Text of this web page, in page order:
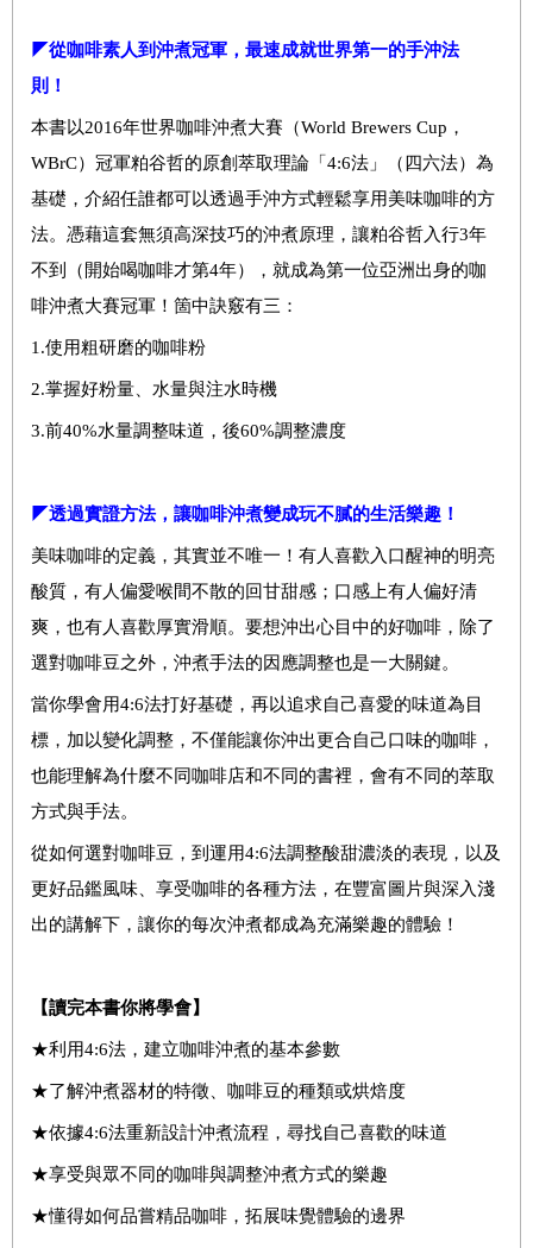
◤從咖啡素人到沖煮冠軍，最速成就世界第一的手沖法
則！
本書以2016年世界咖啡沖煮大賽（World Brewers Cup，
WBrC）冠軍粕谷哲的原創萃取理論「4:6法」（四六法）為
基礎，介紹任誰都可以透過手沖方式輕鬆享用美味咖啡的方
法。憑藉這套無須高深技巧的沖煮原理，讓粕谷哲入行3年
不到（開始喝咖啡才第4年），就成為第一位亞洲出身的咖
啡沖煮大賽冠軍！箇中訣竅有三：
1.使用粗研磨的咖啡粉
2.掌握好粉量、水量與注水時機
3.前40%水量調整味道，後60%調整濃度
◤透過實證方法，讓咖啡沖煮變成玩不膩的生活樂趣！
美味咖啡的定義，其實並不唯一！有人喜歡入口醒神的明亮
酸質，有人偏愛喉間不散的回甘甜感；口感上有人偏好清
爽，也有人喜歡厚實滑順。要想沖出心目中的好咖啡，除了
選對咖啡豆之外，沖煮手法的因應調整也是一大關鍵。
當你學會用4:6法打好基礎，再以追求自己喜愛的味道為目
標，加以變化調整，不僅能讓你沖出更合自己口味的咖啡，
也能理解為什麼不同咖啡店和不同的書裡，會有不同的萃取
方式與手法。
從如何選對咖啡豆，到運用4:6法調整酸甜濃淡的表現，以及
更好品鑑風味、享受咖啡的各種方法，在豐富圖片與深入淺
出的講解下，讓你的每次沖煮都成為充滿樂趣的體驗！
【讀完本書你將學會】
★利用4:6法，建立咖啡沖煮的基本參數
★了解沖煮器材的特徵、咖啡豆的種類或烘焙度
★依據4:6法重新設計沖煮流程，尋找自己喜歡的味道
★享受與眾不同的咖啡與調整沖煮方式的樂趣
★懂得如何品嘗精品咖啡，拓展味覺體驗的邊界